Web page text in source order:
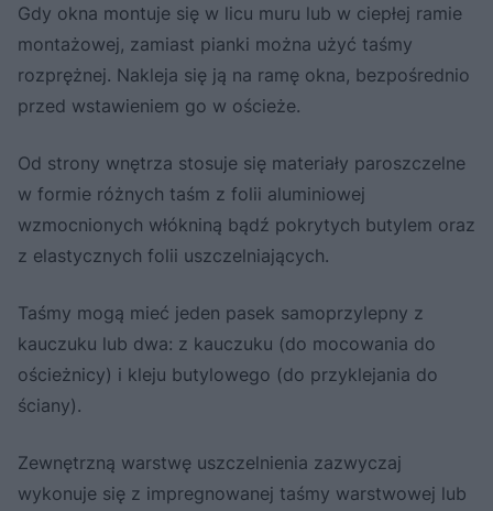
Gdy okna montuje się w licu muru lub w ciepłej ramie
montażowej, zamiast pianki można użyć taśmy
rozprężnej. Nakleja się ją na ramę okna, bezpośrednio
przed wstawieniem go w ościeże.
Od strony wnętrza stosuje się materiały paroszczelne
w formie różnych taśm z folii aluminiowej
wzmocnionych włókniną bądź pokrytych butylem oraz
z elastycznych folii uszczelniających.
Taśmy mogą mieć jeden pasek samoprzylepny z
kauczuku lub dwa: z kauczuku (do mocowania do
ościeżnicy) i kleju butylowego (do przyklejania do
ściany).
Zewnętrzną warstwę uszczelnienia zazwyczaj
wykonuje się z impregnowanej taśmy warstwowej lub